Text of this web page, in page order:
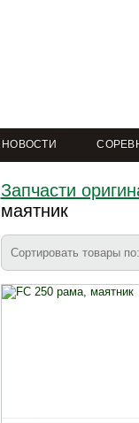
НОВОСТИ
Запчасти
маятник
Сортировать товары